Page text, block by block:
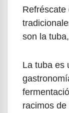
Refréscate
son la
La tuba es
racimos